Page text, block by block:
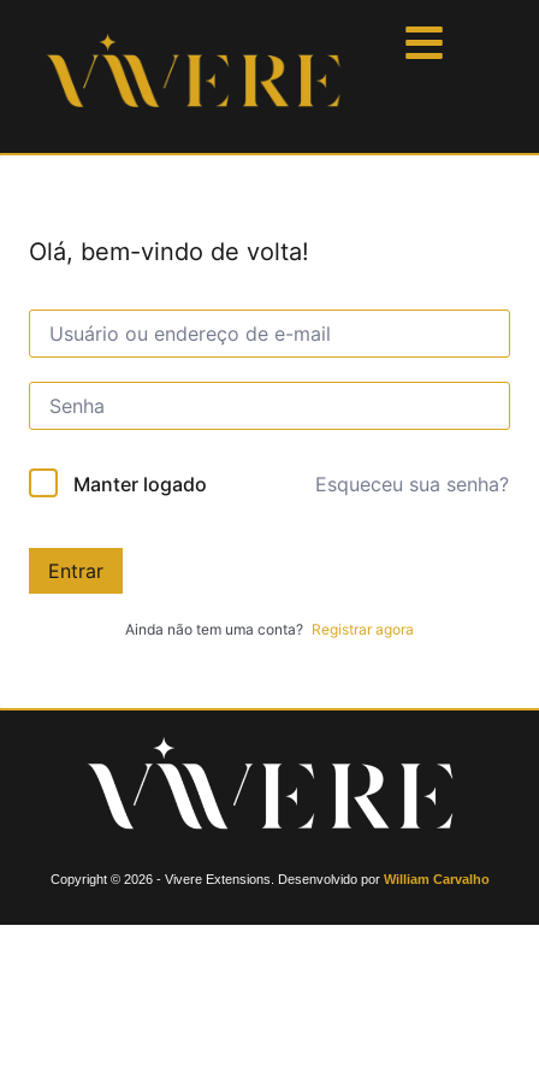
Olá, bem-vindo de volta!
Manter logado Esqueceu sua senha?
Entrar
Ainda não tem uma conta? Registrar agora
Copyright © 2026 - Vivere Extensions. Desenvolvido por William Carvalho